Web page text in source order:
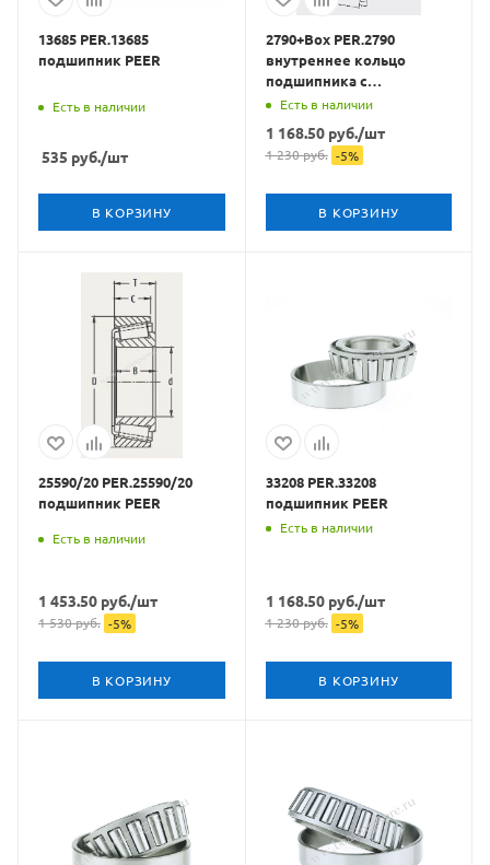
13685 PER.13685
подшипник PEER
Есть в наличии
535 руб./шт
В КОРЗИНУ
2790+Box PER.2790
внутреннее кольцо
подшипника с
сепаратором и роликами
Есть в наличии
1 168.50руб./шт
1 230руб. -5%
В КОРЗИНУ
25590/20 PER.25590/20
подшипник PEER
Есть в наличии
1 453.50 руб./шт
1 530руб. -5%
В КОРЗИНУ
33208 PER.33208
подшипник PEER
Есть в наличии
1 168.50руб./шт
1 230руб. -5%
В КОРЗИНУ